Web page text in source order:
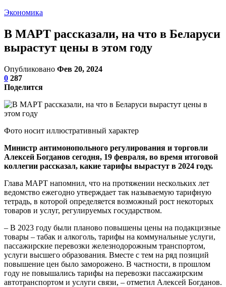
Экономика
В МАРТ рассказали, на что в Беларуси
вырастут цены в этом году
Опубликовано Фев 20, 2024
0 287
Поделится
Фото носит иллюстративный характер
Министр антимонопольного регулирования и торговли
Алексей Богданов сегодня, 19 февраля, во время итоговой
коллегии рассказал, какие тарифы вырастут в 2024 году.
Глава МАРТ напомнил, что на протяжении нескольких лет
ведомство ежегодно утверждает так называемую тарифную
тетрадь, в которой определяется возможный рост некоторых
товаров и услуг, регулируемых государством.
– В 2023 году были планово повышены цены на подакцизные
товары – табак и алкоголь, тарифы на коммунальные услуги,
пассажирские перевозки железнодорожным транспортом,
услуги высшего образования. Вместе с тем на ряд позиций
повышение цен было заморожено. В частности, в прошлом
году не повышались тарифы на перевозки пассажирским
автотранспортом и услуги связи, – отметил Алексей Богданов.